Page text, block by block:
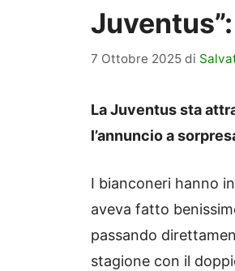
7 Ottobre 2025 di
La Juventus sta
l’annuncio a
I bianconeri hanno
aveva fatto
passando
stagione con il